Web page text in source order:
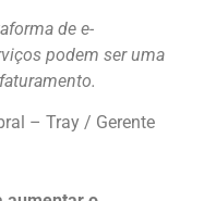
de e-
podem ser uma
– Tray / Gerente